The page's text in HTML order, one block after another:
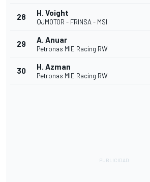
28 H. Voight
QJMOTOR - FRINSA - MSI
29 A. Anuar
Petronas MIE Racing RW
30 H. Azman
Petronas MIE Racing RW